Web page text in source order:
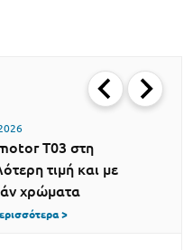
T03 στη
τιμή και με
χρώματα
>